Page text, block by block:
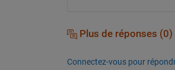
Plus de réponses (0)
Connectez-vous pour